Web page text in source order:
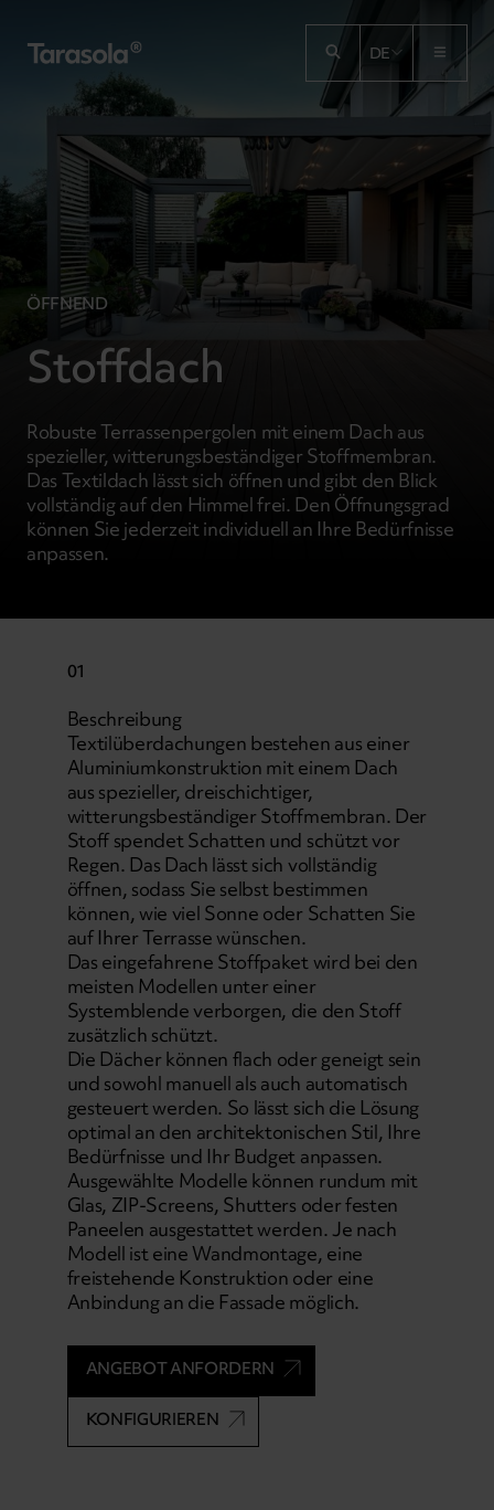
DE
ÖFFNEND
Stoffdach
Robuste Terrassenpergolen mit einem Dach aus
spezieller, witterungsbeständiger Stoffmembran.
Das Textildach lässt sich öffnen und gibt den Blick
vollständig auf den Himmel frei. Den Öffnungsgrad
können Sie jederzeit individuell an Ihre Bedürfnisse
anpassen.
01
Beschreibung
Textilüberdachungen bestehen aus einer
Aluminiumkonstruktion mit einem Dach
aus spezieller, dreischichtiger,
witterungsbeständiger Stoffmembran. Der
Stoff spendet Schatten und schützt vor
Regen. Das Dach lässt sich vollständig
öffnen, sodass Sie selbst bestimmen
können, wie viel Sonne oder Schatten Sie
auf Ihrer Terrasse wünschen.
Das eingefahrene Stoffpaket wird bei den
meisten Modellen unter einer
Systemblende verborgen, die den Stoff
zusätzlich schützt.
Die Dächer können flach oder geneigt sein
und sowohl manuell als auch automatisch
gesteuert werden. So lässt sich die Lösung
optimal an den architektonischen Stil, Ihre
Bedürfnisse und Ihr Budget anpassen.
Ausgewählte Modelle können rundum mit
Glas, ZIP-Screens, Shutters oder festen
Paneelen ausgestattet werden. Je nach
Modell ist eine Wandmontage, eine
freistehende Konstruktion oder eine
Anbindung an die Fassade möglich.
ANGEBOT ANFORDERN
KONFIGURIEREN